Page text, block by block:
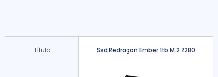
Título Ssd Redragon Ember 1tb M.2 2280